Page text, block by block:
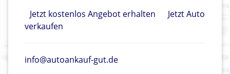
Jetzt kostenlos Angebot erhalten
Jetzt Auto
verkaufen
info@autoankauf-gut.de